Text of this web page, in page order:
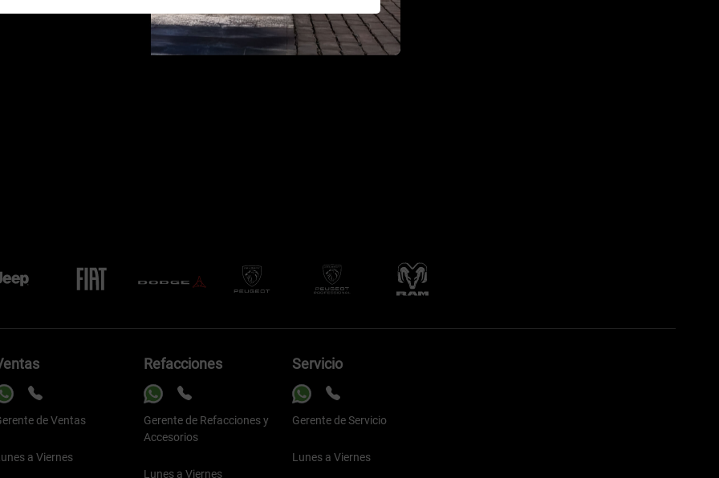
de Ventas
a Viernes
Refacciones
Gerente de Refacciones y
Accesorios
Lunes a Viernes
Servicio
Gerente de Servicio
Lunes a Viernes